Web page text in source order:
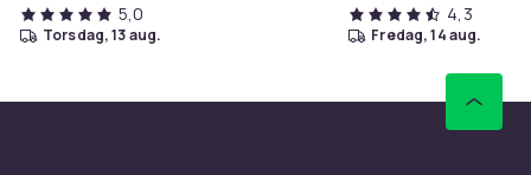
5,0
torsdag, 13 aug.
4,3
fredag, 14 aug.